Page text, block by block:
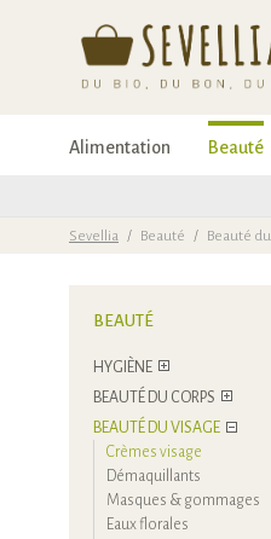
Alimentation Beauté
Sevellia / Beauté / Beauté
BEAUTÉ
HYGIÈNE
BEAUTÉ DU CORPS
BEAUTÉ DU VISAGE
Crèmes visage
Démaquillants
Masques & gommages
Eaux florales